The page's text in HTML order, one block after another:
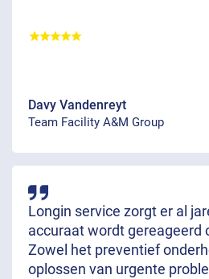
Davy Vandenreyt
Team Facility A&M Group
Longin service zorgt er al
accuraat wordt gereageerd
Zowel het preventief
oplossen van urgente